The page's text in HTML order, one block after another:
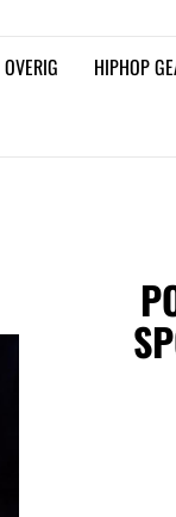
OVERIG HIPHOP